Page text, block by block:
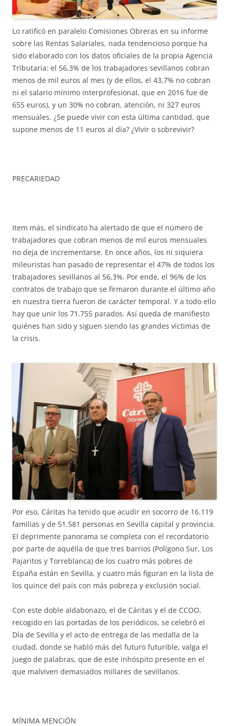
Lo ratificó en paralelo Comisiones Obreras en su informe
sobre las Rentas Salariales, nada tendencioso porque ha
sido elaborado con los datos oficiales de la propia Agencia
Tributaria: el 56,3% de los trabajadores sevillanos cobran
menos de mil euros al mes (y de ellos, el 43,7% no cobran
ni el salario mínimo interprofesional, que en 2016 fue de
655 euros), y un 30% no cobran, atención, ni 327 euros
mensuales. ¿Se puede vivir con esta última cantidad, que
supone menos de 11 euros al día? ¿Vivir o sobrevivir?
PRECARIEDAD
Item más, el sindicato ha alertado de que el número de
trabajadores que cobran menos de mil euros mensuales
no deja de incrementarse. En once años, los ni siquiera
mileuristas han pasado de representar el 47% de todos los
trabajadores sevillanos al 56,3%. Por ende, el 96% de los
contratos de trabajo que se firmaron durante el último año
en nuestra tierra fueron de carácter temporal. Y a todo ello
hay que unir los 71.755 parados. Así queda de manifiesto
quiénes han sido y siguen siendo las grandes víctimas de
la crisis.
Por eso, Cáritas ha tenido que acudir en socorro de 16.119
familias y de 51.581 personas en Sevilla capital y provincia.
El deprimente panorama se completa con el recordatorio
por parte de aquélla de que tres barrios (Polígono Sur, Los
Pajaritos y Torreblanca) de los cuatro más pobres de
España están en Sevilla, y cuatro más figuran en la lista de
los quince del país con más pobreza y exclusión social.
Con este doble aldabonazo, el de Cáritas y el de CCOO,
recogido en las portadas de los periódicos, se celebró el
Día de Sevilla y el acto de entrega de las medalla de la
ciudad, donde se habló más del futuro futurible, valga el
juego de palabras, que de este inhóspito presente en el
que malviven demasiados millares de sevillanos.
MÍNIMA MENCIÓN